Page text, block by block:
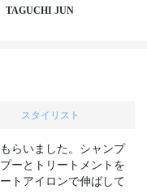
TAGUCHI JUN
スタイリスト
らいました。シャンプ
ーとトリートメントを
トアイロンで伸ばして